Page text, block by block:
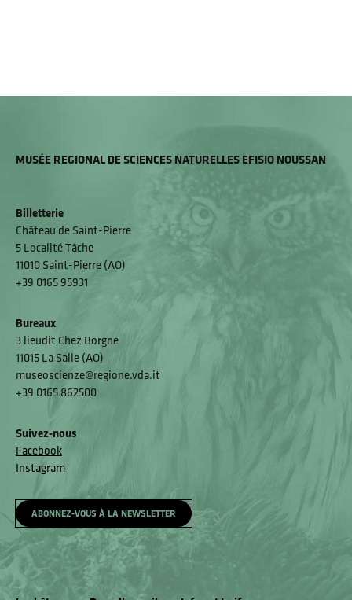
MUSÉE REGIONAL DE SCIENCES NATURELLES EFISIO NOUSSAN
Billetterie
Château de Saint-Pierre
5 Localité Tâche
11010 Saint-Pierre (AO)
+39 0165 95931
Bureaux
3 lieudit Chez Borgne
11015 La Salle (AO)
museoscienze@regione.vda.it
+39 0165 862500
Suivez-nous
Facebook
Instagram
ABONNEZ-VOUS À LA NEWSLETTER